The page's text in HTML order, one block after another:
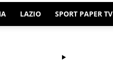
LAZIO SPORT PAPER TV